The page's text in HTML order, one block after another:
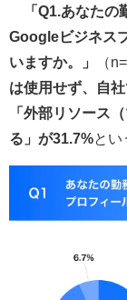
「Q1.あなたの
Googleビジネス
いますか。」
（
は使用せず、自
「外部リソース
る」が31.7%とい